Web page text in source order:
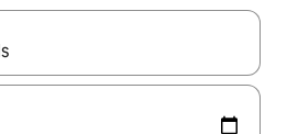
disponibles, podrás navegar